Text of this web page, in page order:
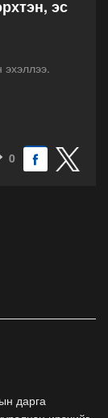
эс
0
дарга